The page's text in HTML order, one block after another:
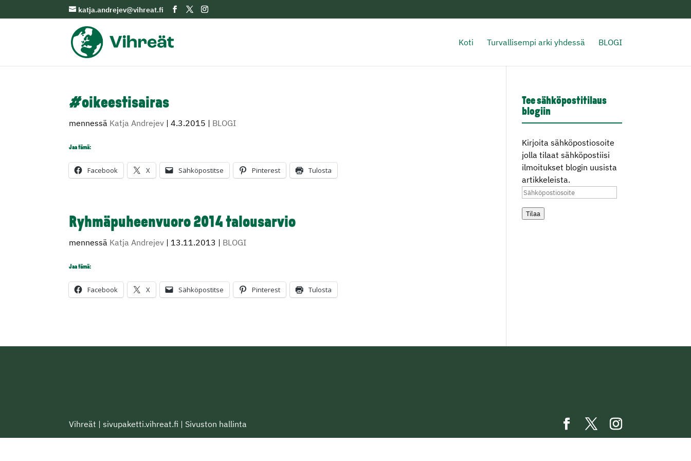
katja.andrejev@vihreat.fi
Koti Turvallisempi arki yhdessä BLOGI
#oikeestisairas
mennessä Katja Andrejev |4.3.2015 | BLOGI
Jaa tämä:
Facebook X Sähköpostitse Pinterest Tulosta
Ryhmäpuheenvuoro 2014 talousarvio
mennessä Katja Andrejev | 13.11.2013 | BLOGI
Jaa tämä:
Facebook X Sähköpostitse Pinterest Tulosta
Tee sähköpostitilaus
blogiin
Kirjoita sähköpostiosoite
jolla tilaat sähköpostiisi
ilmoitukset blogin uusista
artikkeleista.
Sähköpostiosoite
Tilaa
Vihreät |sivupaketti.vihreat.fi | Sivuston hallinta